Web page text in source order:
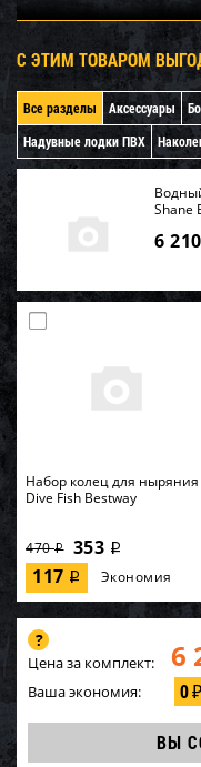
С ЭТИМ ТОВАРОМ
Все разделы Аксессуары
Надувные лодки ПВХ
Shane
6 210
Набор колец для ныряния
Dive Fish Bestway
470i 353 i
117 i Экономия
Цена за комплект: 6
Ваша экономия: 0₽
ВЫ